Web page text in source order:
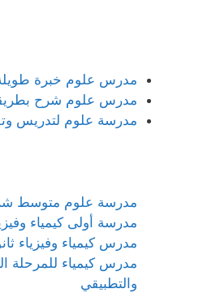
مدرس علوم خبرة
مدرس علوم شرح
مدرسة علوم لتدريس
مدرسة علوم متوسط
مدرسة أولى كيمياء
مدرس كيمياء وفيزياء
مدرس كيمياء للمرحلة
والتطبيقي